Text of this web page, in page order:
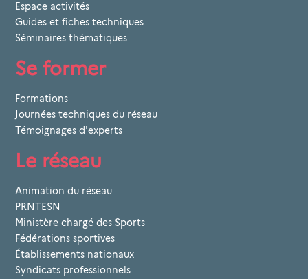
Espace activités
Guides et fiches techniques
Séminaires thématiques
Se former
Formations
Journées techniques du réseau
Témoignages d'experts
Le réseau
Animation du réseau
PRNTESN
Ministère chargé des Sports
Fédérations sportives
Établissements nationaux
Syndicats professionnels